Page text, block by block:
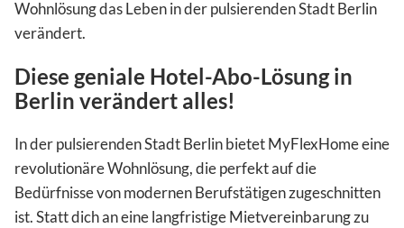
Wohnlösung das Leben in der pulsierenden Stadt Berlin
verändert.
Diese geniale Hotel-Abo-Lösung in
Berlin verändert alles!
In der pulsierenden Stadt Berlin bietet MyFlexHome eine
revolutionäre Wohnlösung, die perfekt auf die
Bedürfnisse von modernen Berufstätigen zugeschnitten
ist. Statt dich an eine langfristige Mietvereinbarung zu